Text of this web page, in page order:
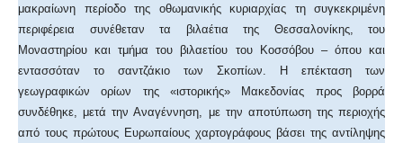
μακραίωνη περίοδο της οθωμανικής κυριαρχίας τη συγκεκριμένη
περιφέρεια συνέθεταν τα βιλαέτια της Θεσσαλονίκης, του
Μοναστηρίου και τμήμα του βιλαετίου του Κοσσόβου – όπου και
εντασσόταν το σαντζάκιο των Σκοπίων. Η επέκταση των
γεωγραφικών ορίων της «ιστορικής» Μακεδονίας προς βορρά
συνδέθηκε, μετά την Αναγέννηση, με την αποτύπωση της περιοχής
από τους πρώτους Ευρωπαίους χαρτογράφους βάσει της αντίληψης